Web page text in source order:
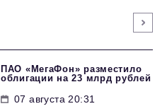
ПАО «МегаФон» разместило
облигации на 23 млрд рублей
07 августа 20:31